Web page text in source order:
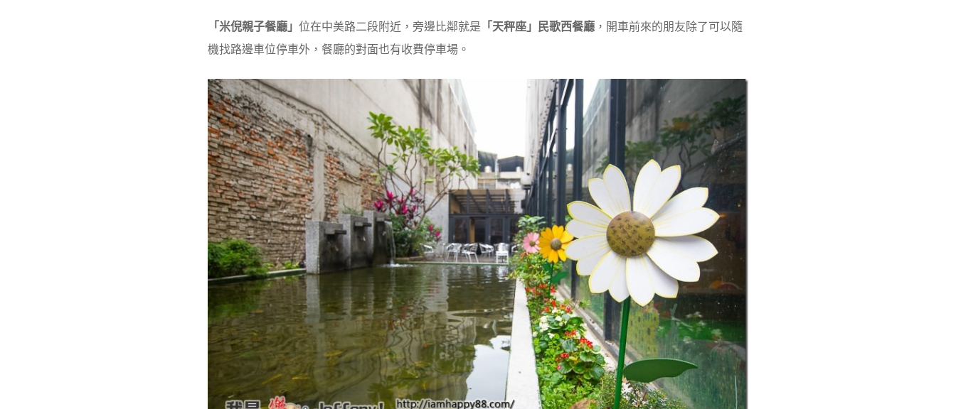
「米倪親子餐廳」 位在中美路二段附近，旁邊比鄰就是 「天秤座」民歌西餐廳 ，開車前來的朋友除了可以隨
機找路邊車位停車外，餐廳的對面也有收費停車場。